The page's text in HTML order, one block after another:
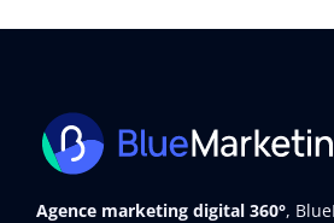
Agence marketing digital 360°,